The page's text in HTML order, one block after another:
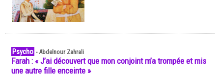
Psycho -Abdelnour Zahrali
Farah : « J’ai découvert que mon conjoint m’a trompée et mis
une autre fille enceinte »